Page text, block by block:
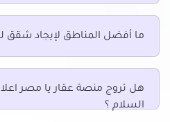
شقق للبيع في
شقق للبيع في
شقق للبيع في
شقق للبيع في
ما أفضل المناطق لإيجاد شقق
هل تروج منصة عقار يا مصر
السلام ؟